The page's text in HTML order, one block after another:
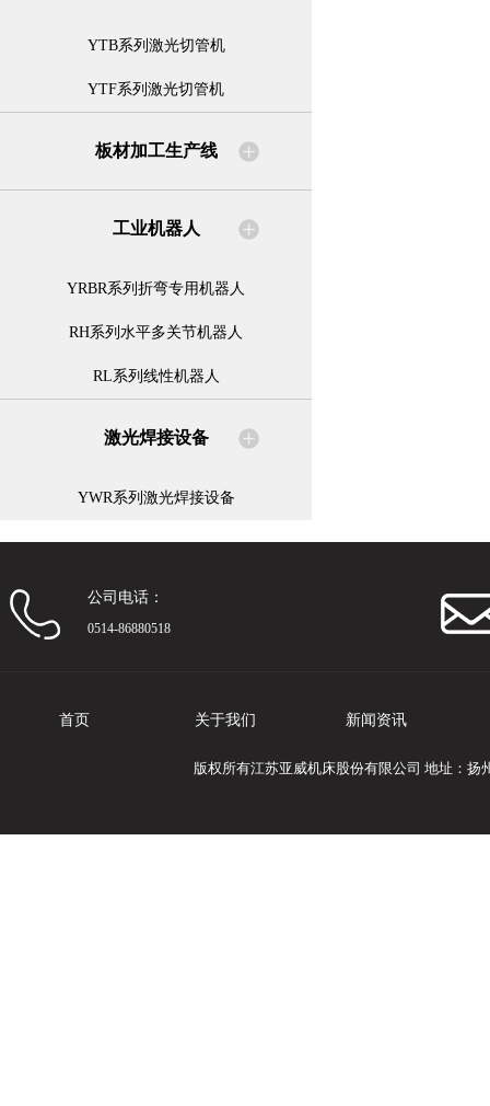
YTB系列激光切管机
YTF系列激光切管机
板材加工生产线
工业机器人
YRBR系列折弯专用机器人
RH系列水平多关节机器人
RL系列线性机器人
激光焊接设备
YWR系列激光焊接设备
公司电话：
0514-86880518
首页 关于我们 新闻资讯
版权所有江苏亚威机床股份有限公司 地址：